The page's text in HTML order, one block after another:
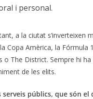
i personal.
a la ciutat s’inverteixen
Copa Amèrica, la Fórmula
o The District. Sempre hi ha
de les elits.
serveis públics, que són el